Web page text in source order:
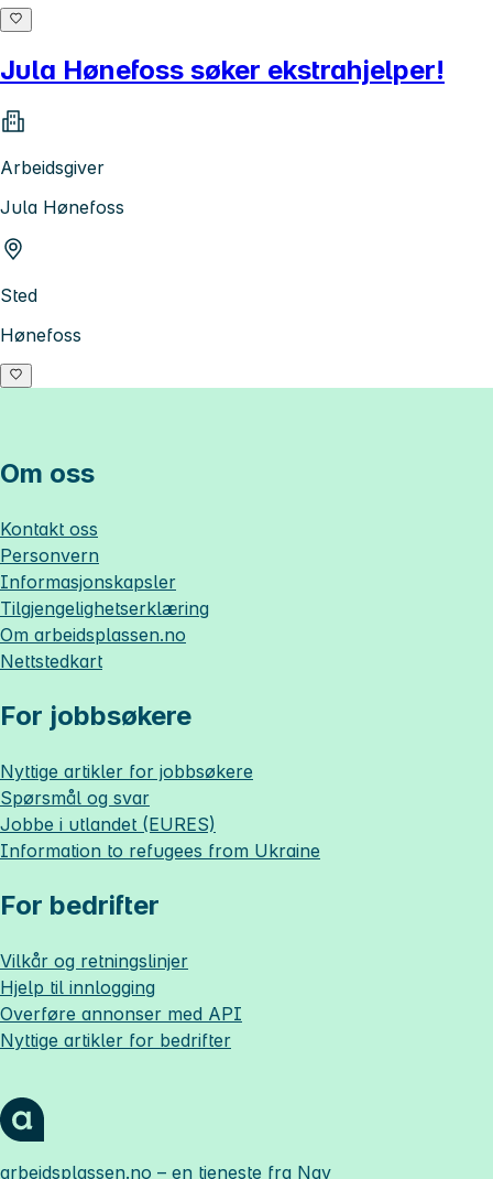
Jula Hønefoss søker ekstrahjelper!
Arbeidsgiver
Jula Hønefoss
Sted
Hønefoss
Om oss
Kontakt oss
Personvern
Informasjonskapsler
Tilgjengelighetserklæring
Om arbeidsplassen.no
Nettstedkart
For jobbsøkere
Nyttige artikler for jobbsøkere
Spørsmål og svar
Jobbe i utlandet (EURES)
Information to refugees from Ukraine
For bedrifter
Vilkår og retningslinjer
Hjelp til innlogging
Overføre annonser med API
Nyttige artikler for bedrifter
arbeidsplassen.no – en tjeneste fra Nav